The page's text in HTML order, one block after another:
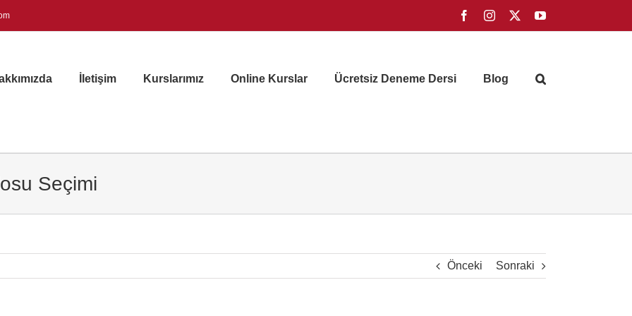
FacebookInstagram YouTube
İletişim Kurslarımız Online Kurslar Ücretsiz Deneme Dersi Blog
Seçimi
Önceki Sonraki